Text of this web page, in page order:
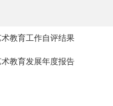
教育工作自评结果
教育发展年度报告